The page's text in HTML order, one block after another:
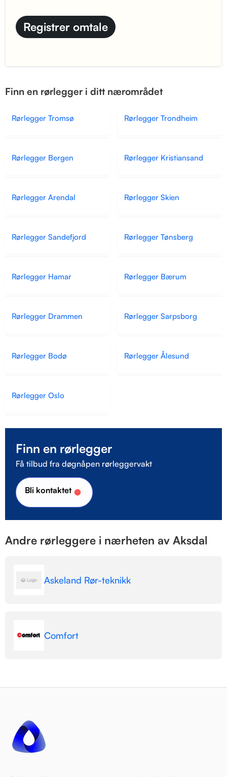
Finn en rørlegger i ditt nærområdet
Rørlegger Tromsø Rørlegger Trondheim
Rørlegger Bergen Rørlegger Kristiansand
Rørlegger Arendal Rørlegger Skien
Rørlegger Sandefjord Rørlegger Tønsberg
Rørlegger Hamar Rørlegger Bærum
Rørlegger Drammen Rørlegger Sarpsborg
Rørlegger Bodø Rørlegger Ålesund
Rørlegger Oslo
Finn en rørlegger
Få tilbud fra døgnåpen rørleggervakt
Bli kontaktet
Andre rørleggere i nærheten av Aksdal
Askeland Rør-teknikk
Comfort